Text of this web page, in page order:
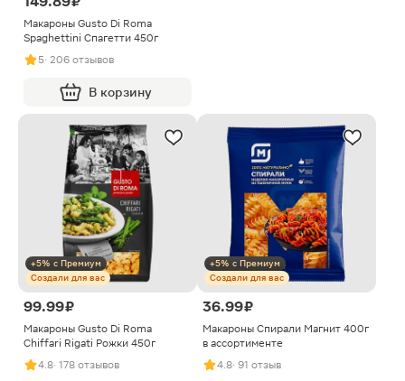
Макароны Gusto Di Roma
Spaghettini Спагетти 450г
5· 206 отзывов
В корзину
+5% с Премиум
Создали для вас
99.99 ₽
Макароны Gusto Di Roma
Chiffari Rigati Рожки 450г
4.8· 178 отзывов
+5% с Премиум
Создали для вас
36.99 ₽
Макароны Спирали Магнит 400г
в ассортименте
4.8· 91 отзыв